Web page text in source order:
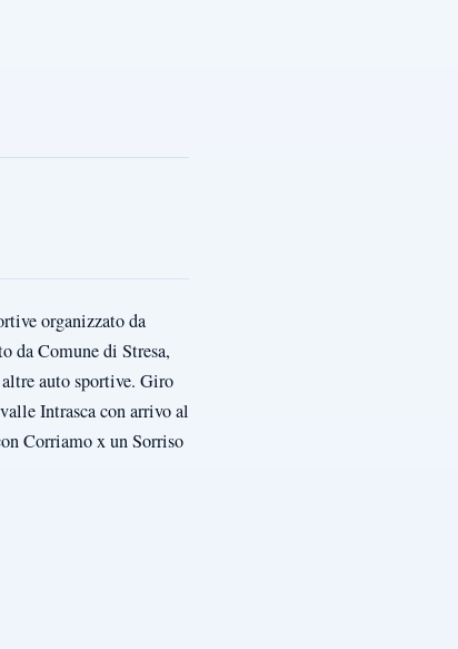
organizzato da
da Comune di Stresa,
auto sportive. Giro
Intrasca con arrivo al
Corriamo x un Sorriso